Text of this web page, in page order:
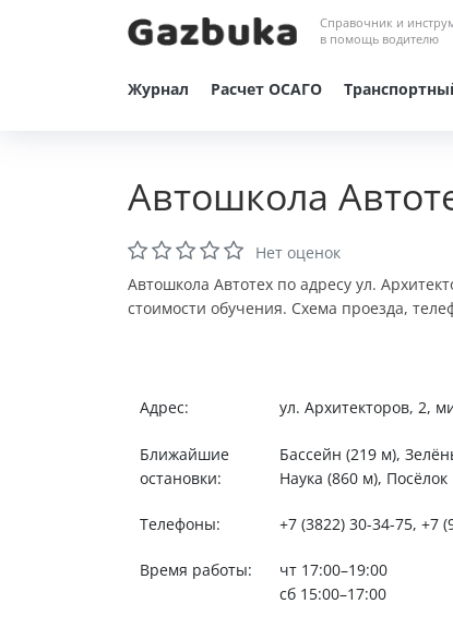
Справочник и
в помощь водителю
Журнал Расчет ОСАГО
Автошкола
Нет оценок
Автошкола Автотех по адресу ул.
стоимости обучения. Схема проезда,
Адрес: ул. Архитекторов, 2,
Ближайшие
остановки:
Бассейн (219 м),
Наука (860 м),
Телефоны: +7 (3822) 30-34-75, +7
Время работы:
чт 17:00–19:00
сб 15:00–17:00